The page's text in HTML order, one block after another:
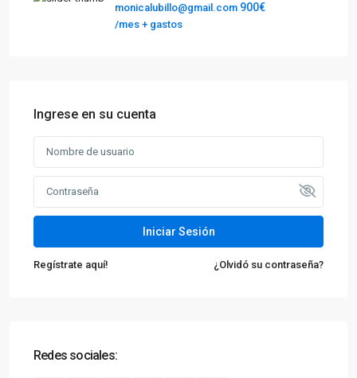
monicalubillo@gmail.com 900€
/mes + gastos
Ingrese en su cuenta
Iniciar Sesión
Regístrate aquí! ¿Olvidó su contraseña?
Redes sociales: